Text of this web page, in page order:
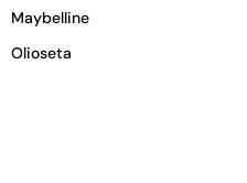
Maybelline
Olioseta